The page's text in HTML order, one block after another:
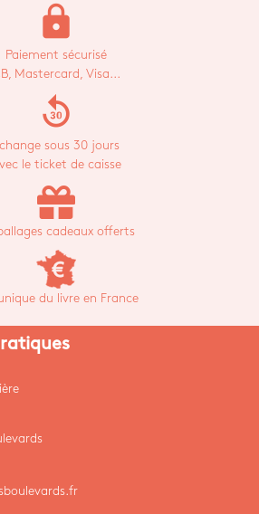
lock
Paiement sécurisé
Mastercard, Visa...
replay_30
sous 30 jours
le ticket de caisse
cadeaux offerts
du livre en France